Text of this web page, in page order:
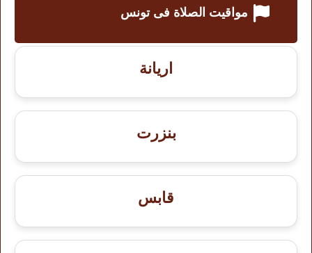
مواقيت الصلاة فى تونس
اريانة
بنزرت
قابس